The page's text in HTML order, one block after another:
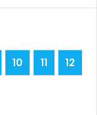
10 11
12